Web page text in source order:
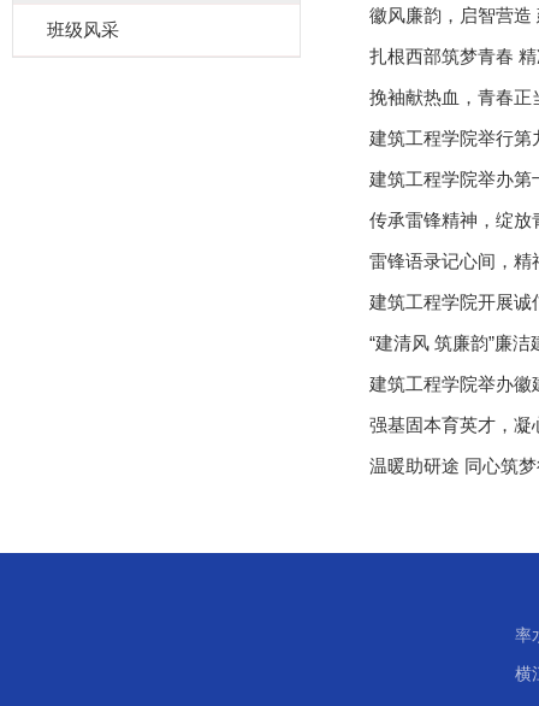
班级风采
徽风廉韵，启智营造
扎根西部筑梦青春
挽袖献热血，青春
建筑工程学院举行第
建筑工程学院举办第
传承雷锋精神，绽放
雷锋语录记心间，精
建筑工程学院开展诚
“建清风 筑廉韵”廉
建筑工程学院举办徽
强基固本育英才，凝
温暖助研途 同心筑
率
横